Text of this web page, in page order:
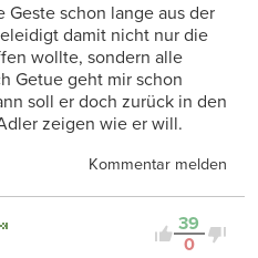
Geste schon lange aus der
damit nicht nur die
wollte, sondern alle
Getue geht mir schon
soll er doch zurück in den
zeigen wie er will.
Kommentar melden
39
0